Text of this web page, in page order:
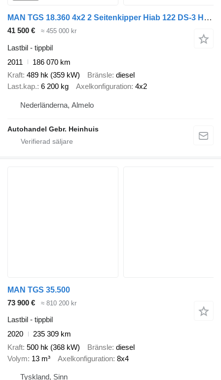
MAN TGS 18.360 4x2 2 Seitenkipper Hiab 122 DS-3 Hiduo
41 500 € ≈ 455 000 kr
Lastbil - tippbil
2011
186 070 km
Kraft 489 hk (359 kW) Bränsle diesel
Last.kap. 6 200 kg Axelkonfiguration 4x2
Nederländerna, Almelo
Autohandel Gebr. Heinhuis
MAN TGS 35.500
73 900 €
≈ 810 200 kr
Lastbil - tippbil
2020
235 309 km
Kraft 500 hk (368 kW) Bränsle diesel
Volym 13 m³ Axelkonfiguration 8x4
Tyskland, Sinn